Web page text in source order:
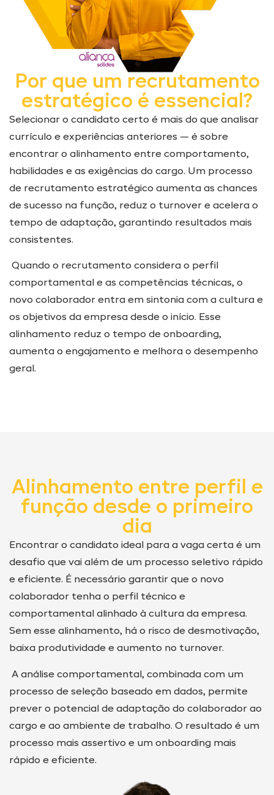
Por que um recrutamento
estratégico é essencial?
Selecionar o candidato certo é mais do que analisar
currículo e experiências anteriores — é sobre
encontrar o alinhamento entre comportamento,
habilidades e as exigências do cargo. Um processo
de recrutamento estratégico aumenta as chances
de sucesso na função, reduz o turnover e acelera o
tempo de adaptação, garantindo resultados mais
consistentes.
Quando o recrutamento considera o perfil
comportamental e as competências técnicas, o
novo colaborador entra em sintonia com a cultura e
os objetivos da empresa desde o início. Esse
alinhamento reduz o tempo de onboarding,
aumenta o engajamento e melhora o desempenho
geral.
Alinhamento entre perfil e
função desde o primeiro
dia
Encontrar o candidato ideal para a vaga certa é um
desafio que vai além de um processo seletivo rápido
e eficiente. É necessário garantir que o novo
colaborador tenha o perfil técnico e
comportamental alinhado à cultura da empresa.
Sem esse alinhamento, há o risco de desmotivação,
baixa produtividade e aumento no turnover.
A análise comportamental, combinada com um
processo de seleção baseado em dados, permite
prever o potencial de adaptação do colaborador ao
cargo e ao ambiente de trabalho. O resultado é um
processo mais assertivo e um onboarding mais
rápido e eficiente.